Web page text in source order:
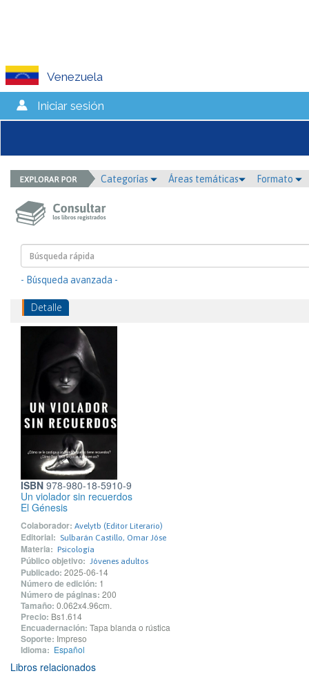
Venezuela
Iniciar sesión
Categorías Áreas temáticas Formato
- Búsqueda avanzada -
Detalle
ISBN 978-980-18-5910-9
Un violador sin recuerdos
El Génesis
Colaborador: Avelytb (Editor Literario)
Editorial: Sulbarán Castillo, Omar Jóse
Materia: Psicología
Público objetivo: Jóvenes adultos
Publicado: 2025-06-14
Número de edición: 1
Número de páginas: 200
Tamaño: 0.062x4.96cm.
Precio: Bs1.614
Encuadernación: Tapa blanda o rústica
Soporte: Impreso
Idioma: Español
Libros relacionados